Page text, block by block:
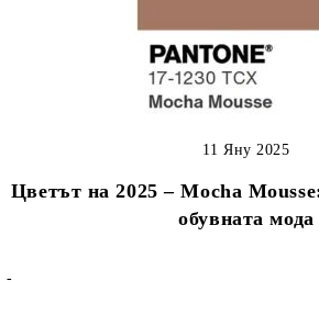
Цветът на 2025 – Mocha
обувната мода
11 Яну 2025
-